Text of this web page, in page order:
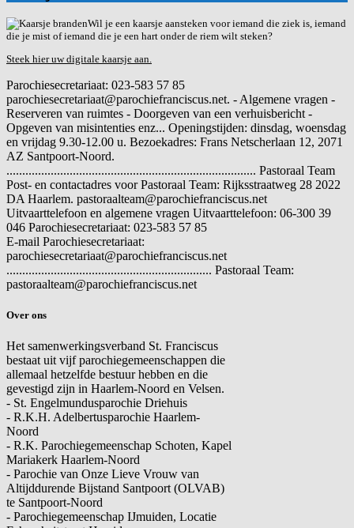
Wil je een kaarsje aansteken voor iemand die ziek is, iemand
die je mist of iemand die je een hart onder de riem wilt steken?
Steek hier uw digitale kaarsje aan.
Parochiesecretariaat: 023-583 57 85
parochiesecretariaat@parochiefranciscus.net. - Algemene vragen -
Reserveren van ruimtes - Doorgeven van een verhuisbericht -
Opgeven van misintenties enz... Openingstijden: dinsdag, woensdag
en vrijdag 9.30-12.00 u. Bezoekadres: Frans Netscherlaan 12, 2071
AZ Santpoort-Noord.
............................................................................... Pastoraal Team
Post- en contactadres voor Pastoraal Team: Rijksstraatweg 28 2022
DA Haarlem. pastoraalteam@parochiefranciscus.net
Uitvaarttelefoon en algemene vragen Uitvaarttelefoon: 06-300 39
046 Parochiesecretariaat: 023-583 57 85
E-mail Parochiesecretariaat:
parochiesecretariaat@parochiefranciscus.net
................................................................. Pastoraal Team:
pastoraalteam@parochiefranciscus.net
Over ons
Het samenwerkingsverband St. Franciscus
bestaat uit vijf parochiegemeenschappen die
allemaal hetzelfde bestuur hebben en die
gevestigd zijn in Haarlem-Noord en Velsen.
- St. Engelmundusparochie Driehuis
- R.K.H. Adelbertusparochie Haarlem-
Noord
- R.K. Parochiegemeenschap Schoten, Kapel
Mariakerk Haarlem-Noord
- Parochie van Onze Lieve Vrouw van
Altijddurende Bijstand Santpoort (OLVAB)
te Santpoort-Noord
- Parochiegemeenschap IJmuiden, Locatie